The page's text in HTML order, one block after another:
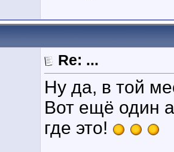
Re: ...
Ну да, в той
Вот ещё один
где это!